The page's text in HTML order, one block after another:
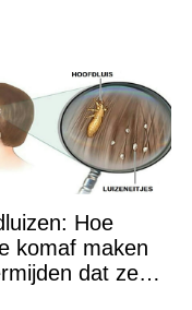
Hoe
komaf maken
dat ze